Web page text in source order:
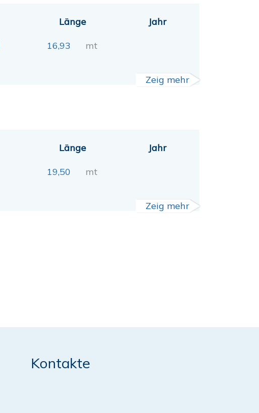
Länge
16,93 mt
Jahr
Zeig mehr
Länge
19,50 mt
Jahr
Zeig mehr
Kontakte